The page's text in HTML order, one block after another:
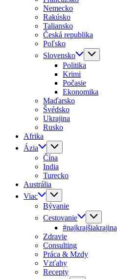
Nemecko
Rakúsko
Taliansko
Česká republika
Poľsko
Slovensko
Politika
Krimi
Počasie
Ekonomika
Maďarsko
Švédsko
Ukrajina
Rusko
Afrika
Ázia
Čína
India
Turecko
Austrália
Viac
Bývanie
Cestovanie
#najkrajšiakrajina
Zdravie
Consulting
Práca & Mzdy
Vzťahy
Recepty